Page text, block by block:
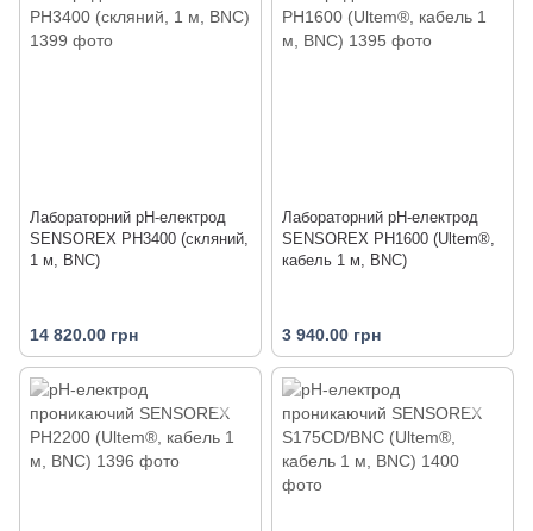
Лабораторний pH-електрод
SENSOREX PH3400 (скляний,
1 м, BNC)
14 820.00 грн
Лабораторний pH-електрод
SENSOREX PH1600 (Ultem®,
кабель 1 м, BNC)
3 940.00 грн